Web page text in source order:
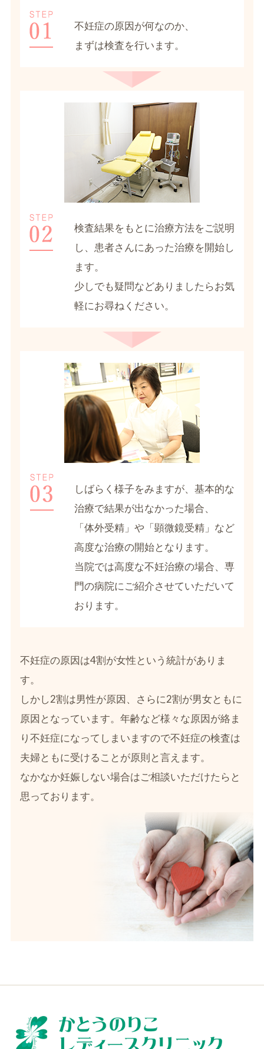
不妊症の原因が何なのか、
まずは検査を行います。
検査結果をもとに治療方法をご説明
し、患者さんにあった治療を開始し
ます。
少しでも疑問などありましたらお気
軽にお尋ねください。
しばらく様子をみますが、基本的な
治療で結果が出なかった場合、
「体外受精」や「顕微鏡受精」など
高度な治療の開始となります。
当院では高度な不妊治療の場合、専
門の病院にご紹介させていただいて
おります。
不妊症の原因は4割が女性という統計がありま
す。
しかし2割は男性が原因、さらに2割が男女ともに
原因となっています。年齢など様々な原因が絡ま
り不妊症になってしまいますので不妊症の検査は
夫婦ともに受けることが原則と言えます。
なかなか妊娠しない場合はご相談いただけたらと
思っております。